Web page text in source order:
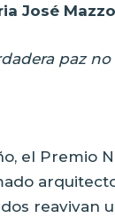
José
paz
el Premio
reavivan